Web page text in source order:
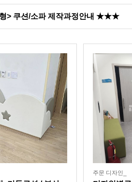
> 쿠션/소파 제작과정안내 ★★★
주문 디자인_